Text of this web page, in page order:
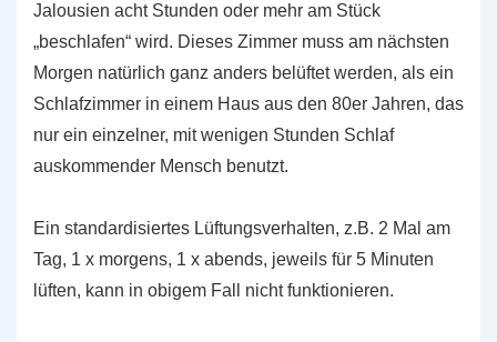
Jalousien acht Stunden oder mehr am Stück
„beschlafen“ wird. Dieses Zimmer muss am nächsten
Morgen natürlich ganz anders belüftet werden, als ein
Schlafzimmer in einem Haus aus den 80er Jahren, das
nur ein einzelner, mit wenigen Stunden Schlaf
auskommender Mensch benutzt.
Ein standardisiertes Lüftungsverhalten, z.B. 2 Mal am
Tag, 1 x morgens, 1 x abends, jeweils für 5 Minuten
lüften, kann in obigem Fall nicht funktionieren.